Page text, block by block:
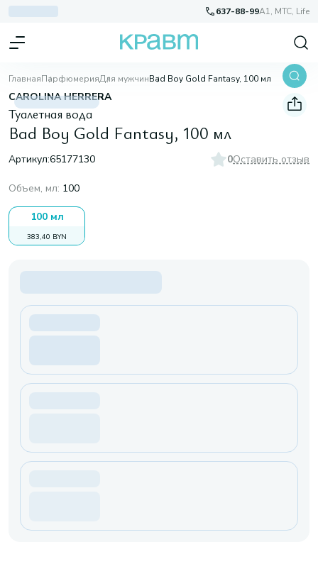
637-88-99A1, МТС, Life
ГлавнаяПарфюмерияДля мужчинBad Boy Gold Fantasy, 100 мл
CAROLINA HERRERA
Туалетная вода
Bad Boy Gold Fantasy, 100 мл
Артикул:65177130 0Оставить отзыв
Объем, мл: 100
100 мл
383,40 BYN